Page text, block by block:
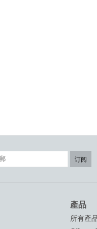
订阅
產品
所有產